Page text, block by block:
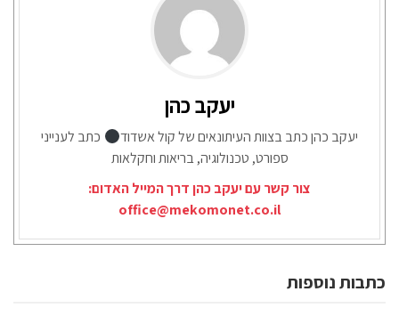
יעקב כהן
יעקב כהן כתב בצוות העיתונאים של קול אשדוד
כתב לענייני
ספורט, טכנולוגיה, בריאות וחקלאות
צור קשר עם יעקב כהן דרך המייל האדום:
office@mekomonet.co.il
כתבות נוספות